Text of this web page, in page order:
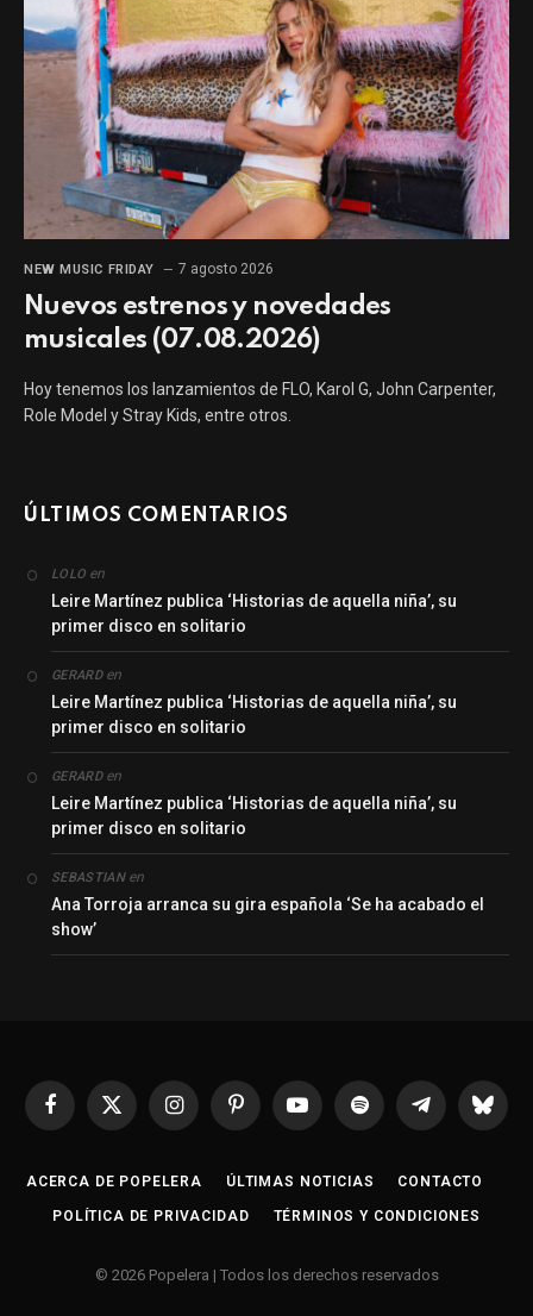
NEW MUSIC FRIDAY 7 agosto 2026
Nuevos estrenos y novedades
musicales (07.08.2026)
Hoy tenemos los lanzamientos de FLO, Karol G, John Carpenter,
Role Model y Stray Kids, entre otros.
ÚLTIMOS COMENTARIOS
LOLO en
Leire Martínez publica ‘Historias de aquella niña’, su
primer disco en solitario
GERARDen
Leire Martínez publica ‘Historias de aquella niña’, su
primer disco en solitario
GERARDen
Leire Martínez publica ‘Historias de aquella niña’, su
primer disco en solitario
SEBASTIANen
Ana Torroja arranca su gira española ‘Se ha acabado el
show’
Facebook
X
InstagramPinterestYouTubeSpotify Telegrama
ACERCA DE POPELERA ÚLTIMAS NOTICIAS CONTACTO
POLÍTICA DE PRIVACIDAD TÉRMINOS Y CONDICIONES
© 2026 Popelera | Todos los derechos reservados